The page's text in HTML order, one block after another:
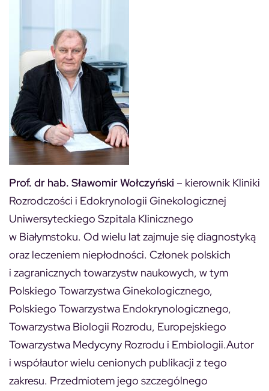
Prof. dr hab. Sławomir Wołczyński – kierownik Kliniki
Rozrodczości i Edokrynologii Ginekologicznej
Uniwersyteckiego Szpitala Klinicznego
w Białymstoku. Od wielu lat zajmuje się diagnostyką
oraz leczeniem niepłodności. Członek polskich
i zagranicznych towarzystw naukowych, w tym
Polskiego Towarzystwa Ginekologicznego,
Polskiego Towarzystwa Endokrynologicznego,
Towarzystwa Biologii Rozrodu, Europejskiego
Towarzystwa Medycyny Rozrodu i Embiologii.Autor
i współautor wielu cenionych publikacji z tego
zakresu. Przedmiotem jego szczególnego